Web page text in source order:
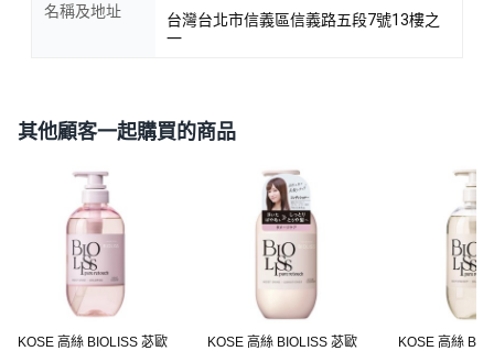
名稱及地址
台灣台北市信義區信義路五段7號13樓之
一
其他顧客一起購買的商品
KOSE 高絲 BIOLISS 苾歐
KOSE 高絲 BIOLISS 苾歐
KOSE 高絲